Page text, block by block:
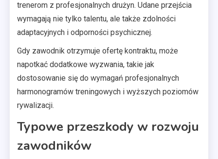
trenerom z profesjonalnych drużyn. Udane przejścia
wymagają nie tylko talentu, ale także zdolności
adaptacyjnych i odporności psychicznej.
Gdy zawodnik otrzymuje ofertę kontraktu, może
napotkać dodatkowe wyzwania, takie jak
dostosowanie się do wymagań profesjonalnych
harmonogramów treningowych i wyższych poziomów
rywalizacji.
Typowe przeszkody w rozwoju
zawodników